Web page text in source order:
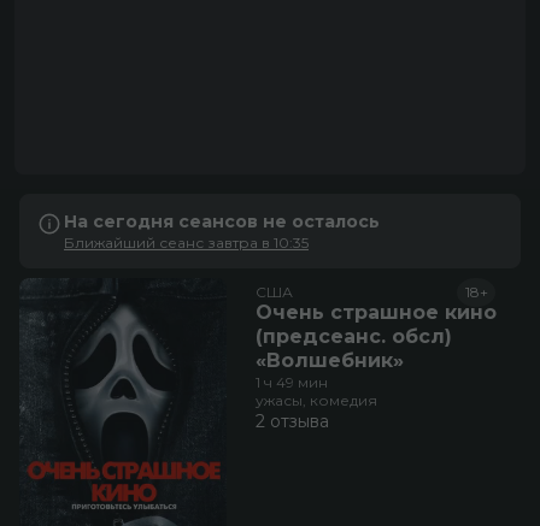
На сегодня сеансов не осталось
Ближайший сеанс завтра в 10:35
США
Очень страшное кино
(предсеанс. обсл)
«Волшебник»
18+
1 ч 49 мин
ужасы, комедия
2 отзыва